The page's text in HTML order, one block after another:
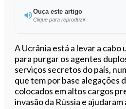
Ouça este artigo
Clique para reproduzir
Ouvir este
A Ucrânia está a levar a cabo
para purgar os agentes
serviços secretos do país,
que tem por base alegações
colocados em altos cargos
invasão da Rússia e ajudaram